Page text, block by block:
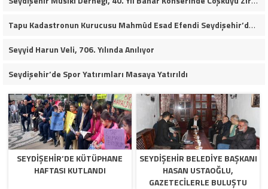
Tapu Kadastronun Kurucusu Mahmûd Esad Efendi Seydişehir’de Anıldı
Seyyid Harun Veli, 706. Yılında Anılıyor
Seydişehir’de Spor Yatırımları Masaya Yatırıldı
SEYDIŞEHIR’DE KÜTÜPHANE
HAFTASI KUTLANDI
SEYDIŞEHIR BELEDIYE BAŞKANI
HASAN USTAOĞLU,
GAZETECILERLE BULUŞTU